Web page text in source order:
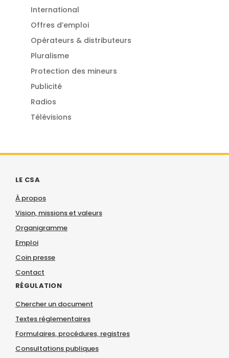
International
Offres d’emploi
Opérateurs & distributeurs
Pluralisme
Protection des mineurs
Publicité
Radios
Télévisions
LE CSA
À propos
Vision, missions et valeurs
Organigramme
Emploi
Coin presse
Contact
RÉGULATION
Chercher un document
Textes réglementaires
Formulaires, procédures, registres
Consultations publiques